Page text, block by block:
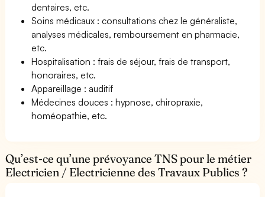
dentaires, etc.
Soins médicaux : consultations chez le généraliste,
analyses médicales, remboursement en pharmacie,
etc.
Hospitalisation : frais de séjour, frais de transport,
honoraires, etc.
Appareillage : auditif
Médecines douces : hypnose, chiropraxie,
homéopathie, etc.
Qu’est-ce qu’une prévoyance TNS pour le métier
Electricien / Electricienne des Travaux Publics ?